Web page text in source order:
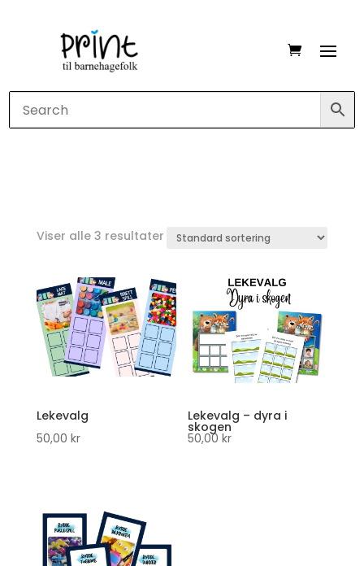
Viser alle 3 resultater
Lekevalg
50,00 kr
Lekevalg – dyra i
skogen
50,00kr